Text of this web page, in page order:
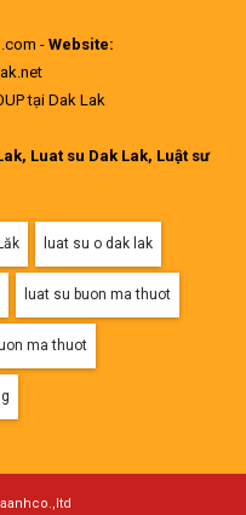
-Website:
tại Dak Lak
Luat su Dak Lak, Luật sư
luat su o dak lak
luat su buon ma thuot
ma thuot